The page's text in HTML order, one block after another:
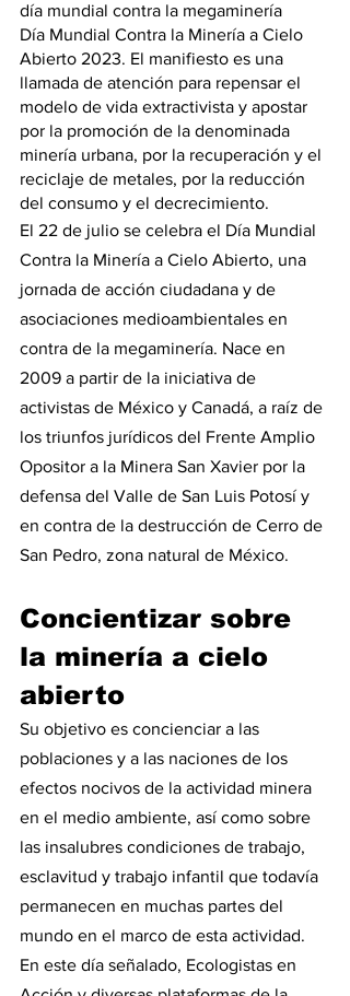
día mundial contra la megaminería
Día Mundial Contra la Minería a Cielo
Abierto 2023. El manifiesto es una
llamada de atención para repensar el
modelo de vida extractivista y apostar
por la promoción de la denominada
minería urbana, por la recuperación y el
reciclaje de metales, por la reducción
del consumo y el decrecimiento.
El 22 de julio se celebra el Día Mundial
Contra la Minería a Cielo Abierto, una
jornada de acción ciudadana y de
asociaciones medioambientales en
contra de la megaminería. Nace en
2009 a partir de la iniciativa de
activistas de México y Canadá, a raíz de
los triunfos jurídicos del Frente Amplio
Opositor a la Minera San Xavier por la
defensa del Valle de San Luis Potosí y
en contra de la destrucción de Cerro de
San Pedro, zona natural de México.
Concientizar sobre
la minería a cielo
abierto
Su objetivo es concienciar a las
poblaciones y a las naciones de los
efectos nocivos de la actividad minera
en el medio ambiente, así como sobre
las insalubres condiciones de trabajo,
esclavitud y trabajo infantil que todavía
permanecen en muchas partes del
mundo en el marco de esta actividad.
En este día señalado, Ecologistas en